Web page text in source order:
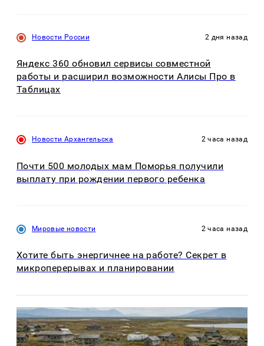
Новости России 2 дня назад
Яндекс 360 обновил сервисы совместной
работы и расширил возможности Алисы Про в
Таблицах
Новости Архангельска 2 часа назад
Почти 500 молодых мам Поморья получили
выплату при рождении первого ребенка
Мировые новости 2 часа назад
Хотите быть энергичнее на работе? Секрет в
микроперерывах и планировании